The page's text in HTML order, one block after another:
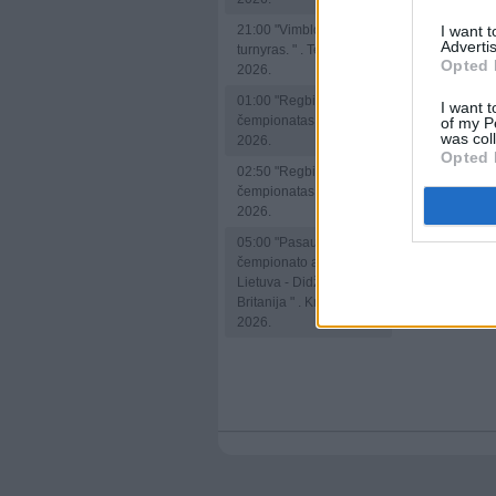
I want
Opted
I want
of my
was
Opted
21:00 "Vimbldono
turnyras. " . Tenisas
2026.
01:00 "Regbis. Tautų
čempionatas. " . Regbis
2026.
02:50 "Regbis. Tautų
čempionatas. " . Regbis
2026.
05:00 "Pasaulio
čempionato atranka.
Lietuva - Didžioji
Britanija " . Krepšinis
2026.
turnyras. " .
2026.
čempionato
Italija -
Krepšinis
05:00